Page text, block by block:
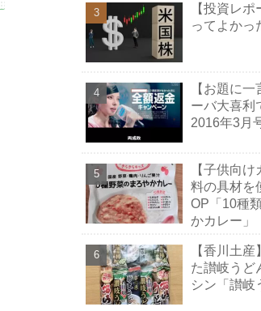
【投資レ
ってよかっ
【お題に
ーバ大喜利
2016年3月
【子供向
料の具材を
OP「10種
かカレー」
【香川土
た讃岐うど
シン「讃岐